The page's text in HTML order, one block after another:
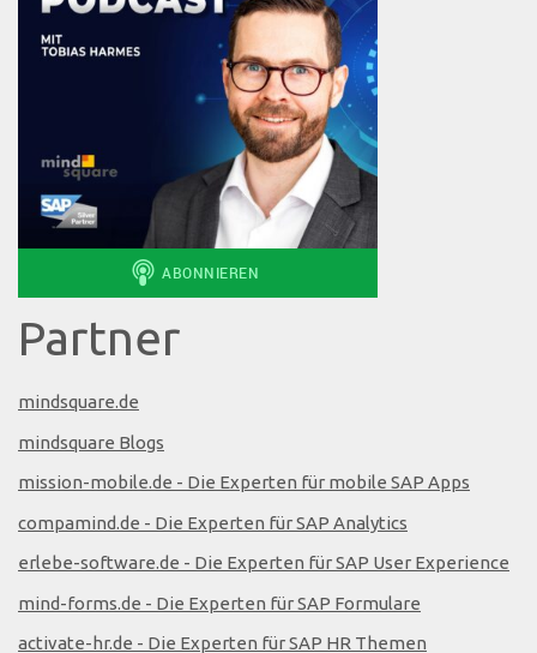
Partner
mindsquare.de
mindsquare Blogs
mission-mobile.de - Die Experten für mobile SAP Apps
compamind.de - Die Experten für SAP Analytics
erlebe-software.de - Die Experten für SAP User Experience
mind-forms.de - Die Experten für SAP Formulare
activate-hr.de - Die Experten für SAP HR Themen